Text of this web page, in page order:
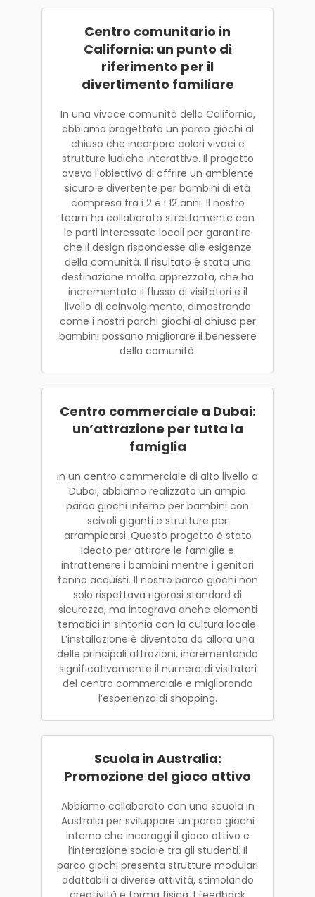
Centro comunitario in
California: un punto di
riferimento per il
divertimento familiare
In una vivace comunità della California,
abbiamo progettato un parco giochi al
chiuso che incorpora colori vivaci e
strutture ludiche interattive. Il progetto
aveva l'obiettivo di offrire un ambiente
sicuro e divertente per bambini di età
compresa tra i 2 e i 12 anni. Il nostro
team ha collaborato strettamente con
le parti interessate locali per garantire
che il design rispondesse alle esigenze
della comunità. Il risultato è stata una
destinazione molto apprezzata, che ha
incrementato il flusso di visitatori e il
livello di coinvolgimento, dimostrando
come i nostri parchi giochi al chiuso per
bambini possano migliorare il benessere
della comunità.
Centro commerciale a Dubai:
un’attrazione per tutta la
famiglia
In un centro commerciale di alto livello a
Dubai, abbiamo realizzato un ampio
parco giochi interno per bambini con
scivoli giganti e strutture per
arrampicarsi. Questo progetto è stato
ideato per attirare le famiglie e
intrattenere i bambini mentre i genitori
fanno acquisti. Il nostro parco giochi non
solo rispettava rigorosi standard di
sicurezza, ma integrava anche elementi
tematici in sintonia con la cultura locale.
L’installazione è diventata da allora una
delle principali attrazioni, incrementando
significativamente il numero di visitatori
del centro commerciale e migliorando
l’esperienza di shopping.
Scuola in Australia:
Promozione del gioco attivo
Abbiamo collaborato con una scuola in
Australia per sviluppare un parco giochi
interno che incoraggi il gioco attivo e
l’interazione sociale tra gli studenti. Il
parco giochi presenta strutture modulari
adattabili a diverse attività, stimolando